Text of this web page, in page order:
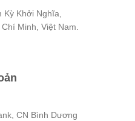
Kỳ Khởi Nghĩa,
Minh, Việt Nam.
CN Bình Dương